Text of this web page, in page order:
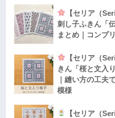
【セリア（
刺し子ふきん「
まとめ｜コンプ
【セリア（
きん「桜と文入
｜縫い方の工夫
模様
【セリア（